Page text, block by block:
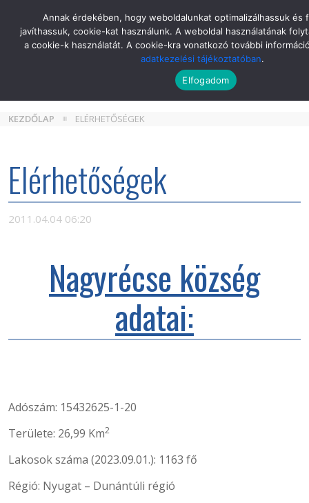
KEZDŐLAP ELÉRHETŐSÉGEK
Elérhetőségek
2011.04.04 06:20
Nagyrécse község
adatai:
Adószám: 15432625-1-20
Területe: 26,99 Km2
Lakosok száma (2023.09.01.): 1163 fő
Régió: Nyugat – Dunántúli régió
Annak érdekében, hogy weboldalunkat optimalizálhassuk és
javíthassuk, cookie-kat használunk. A weboldal használatának
a cookie-k használatát. A cookie-kra vonatkozó további
adatkezelési tájékoztatóban.
Elfogadom